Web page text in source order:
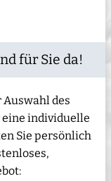
für Sie da!
Auswahl des
eine individuelle
Sie persönlich